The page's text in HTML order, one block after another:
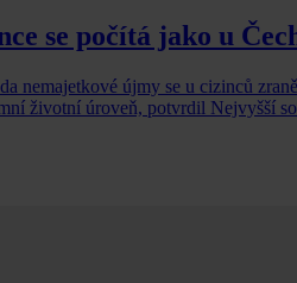
se počítá jako u
nemajetkové újmy se u cizinců
životní úroveň, potvrdil Nejvyšší